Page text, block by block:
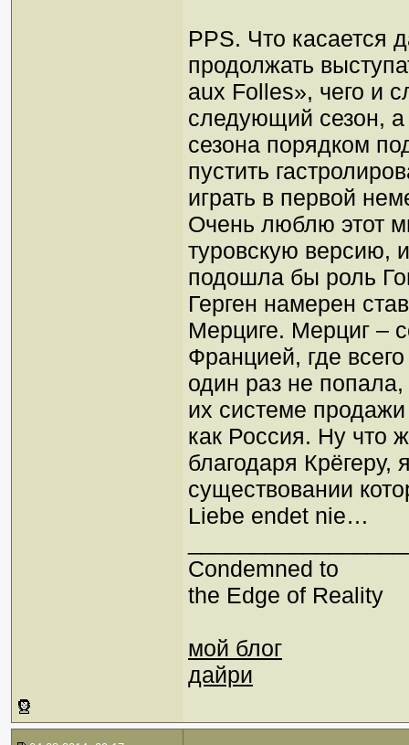
PPS. Что касается
продолжать
aux Folles», чего и
следующий сезон, а
сезона порядком
пустить
играть в первой
Очень люблю этот
туровскую версию,
подошла бы роль
Герген намерен
Мерциге. Мерциг –
Францией, где
один раз не попала,
их системе
как Россия. Ну что
благодаря
существовании
Liebe endet nie…
Condemned to
the Edge of Reality
мой блог
дайри